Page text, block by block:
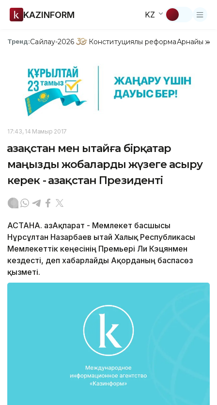
KAZINFORM KZ
Тренд:Сайлау-2026 Конституциялық реформаАрнайы
17:43, 14 Мамыр 2017
Қазақстан мен Қытайға бірқатар
маңызды жобаларды жүзеге асыру
керек - Қазақстан Президенті
АСТАНА. ҚазАқпарат - Мемлекет басшысы
Нұрсұлтан Назарбаев Қытай Халық Республикасы
Мемлекеттік кеңесінің Премьері Ли Кэцянмен
кездесті, деп хабарлайды Ақорданың баспасөз
қызметі.